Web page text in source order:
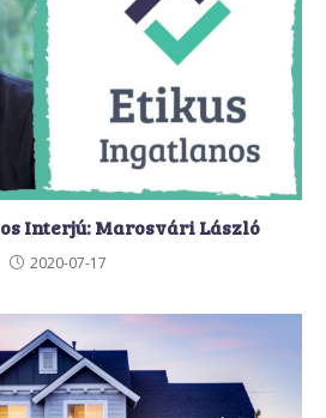
Interjú: Marosvári László
2020-07-17